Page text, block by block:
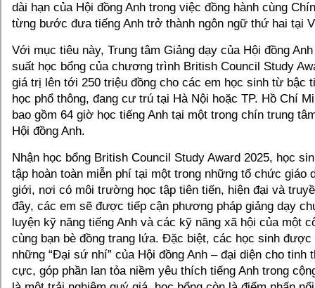
dài hạn của Hội đồng Anh trong việc đồng hành cùng
từng bước đưa tiếng Anh trở thành ngôn ngữ thứ hai tại
Với mục tiêu này, Trung tâm Giảng dạy của Hội đồng
suất học bổng của chương trình British Council Study
giá trị lên tới 250 triệu đồng cho các em học sinh từ bậc
học phổ thông, đang cư trú tại Hà Nội hoặc TP. Hồ Chí
bao gồm 64 giờ học tiếng Anh tại một trong chín trung
Hội đồng Anh.
Nhận học bổng British Council Study Award 2025, học
tập hoàn toàn miễn phí tại một trong những tổ chức giáo
giới, nơi có môi trường học tập tiên tiến, hiện đại và
đây, các em sẽ được tiếp cận phương pháp giảng dạy
luyện kỹ năng tiếng Anh và các kỹ năng xã hội của một
cùng bạn bè đồng trang lứa. Đặc biệt, các học sinh
những “Đại sứ nhí” của Hội đồng Anh – đại diện cho tinh
cực, góp phần lan tỏa niềm yêu thích tiếng Anh trong